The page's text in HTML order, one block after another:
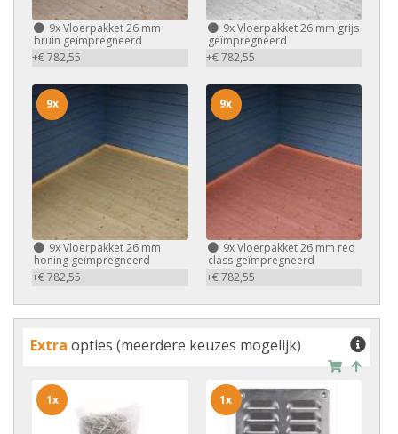
9xVloerpakket 26 mm
bruin geïmpregneerd
+€ 782,55
9xVloerpakket 26 mm grijs
geïmpregneerd
+€ 782,55
9xVloerpakket 26 mm
honing geïmpregneerd
+€ 782,55
9x
9xVloerpakket 26 mm red
class geïmpregneerd
+€ 782,55
9x
Extra opties (meerdere keuzes mogelijk)
1x 1x